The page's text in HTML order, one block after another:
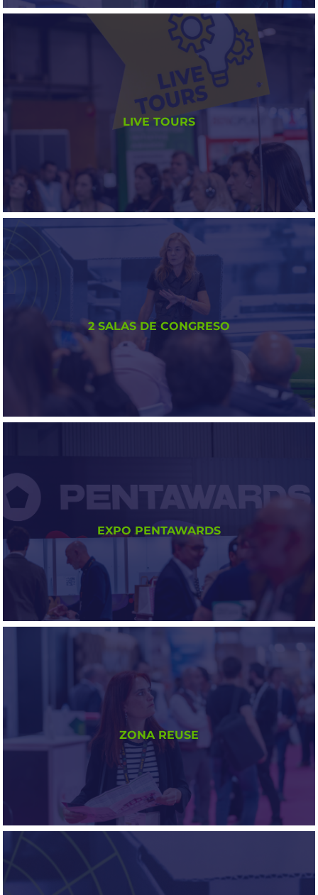
LISTADO DE EXPOSITORES
Más de 160 marcas listas para presentar sus
soluciones más punteras a los profesionales de la
LIVE TOURS
TU VISITA, LA MARCAS TÚ
Recorridos guiados de 1 hora para descubrir, en
grupo reducido, los productos más innovadores
2 SALAS DE CONGRESO
APRENDE CON LOS
PROFESIONALES
2 Salas de Conferencias en la que profesionales del
sector abordaron las últimas tendencias.
EXPO PENTAWARDS
DE LA MANO DE PENTAWARDS
Exposición los premios de packaging más
prestigiosos del mundo.
ZONA REUSE